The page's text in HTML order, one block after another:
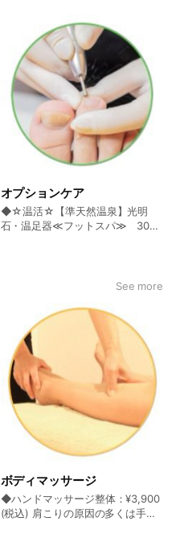
ついてのご相談の場合、20分まで
無料♪ ※20分以上は10分ごとに
1,100円 ◆【フットケアの定番】ト
ータルフットケア・コース☆ 80
分～110分：¥12,100(税込) ≪一番
人気≫●カウンセリング⇒化粧水
足湯⇒足爪ケア⇒たこ＆魚の目ケ
ア⇒かかとの角質ケア⇒クイッ
ク・フットマサージ⇒保湿 ※分厚
い爪はプラス料金 ◆魚の目ケア
【初回or前回から2か月以上経った
ス付≫：¥5,500 (税込) 【初回及
び前回から2か月以上経過した
方】：約60分￥5,500 ・カウンセ
ア【初回or前回から2か月以上経っ
イス付≫：¥5,500 (税込) 【初回
及び前回から2か月以上経過した
方】：約45分￥5,500 ・カウンセ
リング⇒化粧水の足湯⇒たこケア
⇒保湿 ※痛みがある人は魚の目+タ
コのセットケアを選択 ◆【2か月
以内の再来】うおのめケア（前回
の魚の目ケアから2か月以内のリピ
ーター様）：¥5,000 (税込) 【2回
目以降及び前回から2か月以内の
方】約30分￥5,000～ ・カウンセ
ケア⇒保湿 ◆【2か月以内の再
来】たこのみケア（前回のタコケ
アから2か月以内のリピーター
オプションケア
◆☆温活☆【準天然温泉】光明
石・温足器≪フットスパ≫ 30
せ、血液の循環を良くし、冷えや
ネイルカラー（マニキュア）：
¥5,900 (税込) ネイルケア（カット
⇒甘皮処理）＆ネイルカラーポリ
ッシュ☆ハンドネイルのお手入れ
とマニキュアのセット ※カラーは
ジェルではなくマニキュアです
◆☆ハンドネイル☆ カット＆ケ
ア：¥4,500~ (税込) ご希望を伺い
適切に手爪をカットし、甘皮・キ
ューティクルを整えて、キレイに
磨き仕上げ★ネイル検定1級のプロ
ネイリストによる施術で手元美人
に♪ ◆ペディキュア（マニキュ
ア・カラーのみ） ※サンダルを持
See more
ボディマッサージ
◆ハンドマッサージ整体：¥3,900
(税込) 肩こりの原因の多くは手首